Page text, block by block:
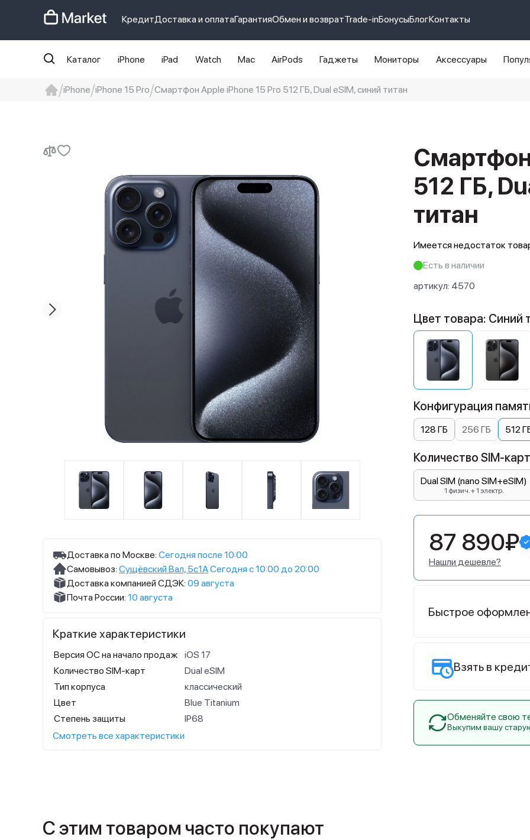
КредитДоставка и оплатаГарантияОбмен и возвратTrade-inБонусыБлогКонтакты
Каталог iPhone iPad Watch Mac AirPods Гаджеты Мониторы Аксессуары
iPhone iPhone 15 Pro Смартфон Apple iPhone 15 Pro 512 ГБ, Dual eSIM, синий титан
512 ГБ,
титан
Имеется недостаток
Есть в наличии
артикул: 4570
Доставка по Москве: Сегодня после 10:00
Самовывоз: Сущёвский Вал, 5с1АСегодня с 10:00 до 20:00
Доставка компанией СДЭК: 09 августа
Почта России: 10 августа
Краткие характеристики
Версия ОС на начало продаж
iOS 17
Количество SIM-карт
Dual eSIM
Тип корпуса
классический
Цвет
Blue Titanium
Степень защиты
IP68
Смотреть все характеристики
Цвет товара: Синий
Конфигурация
128 ГБ 256 ГБ 512
Количество SIM-
Dual SIM (nano SIM+eSIM)
1 физич. + 1 электр.
87 890₽
Нашли дешевле?
Быстрое
Взять в
Обменяйте свою
Выкупим вашу
С этим товаром часто покупают